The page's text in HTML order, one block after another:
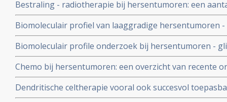
hersentumor Glioblastoma
Bestraling - radiotherapie bij hersentumoren: een
Biomoleculair profiel van laaggradige hersentumoren
oligodendrogliomas en oligoastrocytomas - ontrafelt
duidelijke prognose op overlevingskansen
Biomoleculair profile onderzoek bij hersentumoren -
wezenlijk verschil in behandelingsresultaten blijkt uit
Chemo bij hersentumoren: een overzicht van recente
name over Temodal - Temolzolomide
Dendritische celtherapie vooral ook succesvol